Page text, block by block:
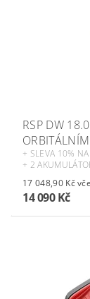
RSP DW
+ SLEVA 10%
+ 2
17
14 090 Kč